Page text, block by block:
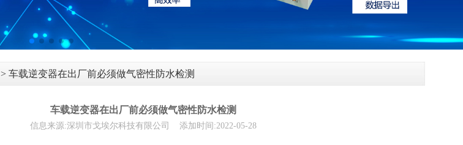
> 车载逆变器在出厂前必须做气密性防水检测
车载逆变器在出厂前必须做气密性防水检测
信息来源:深圳市戈埃尔科技有限公司 添加时间:2022-05-28